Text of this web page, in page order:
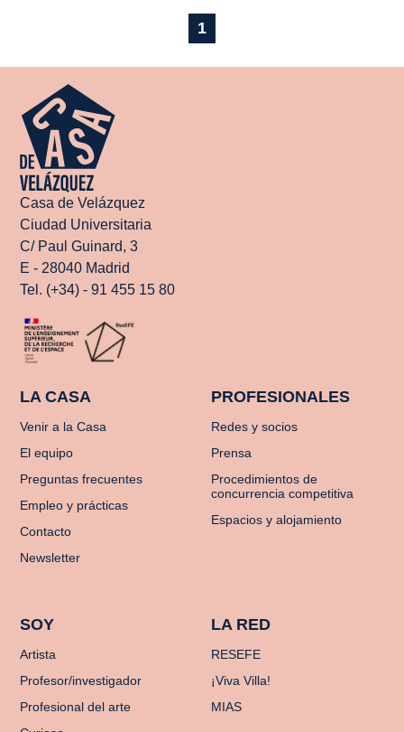
1
Casa de Velázquez
Ciudad Universitaria
C/ Paul Guinard, 3
E - 28040 Madrid
Tel. (+34) - 91 455 15 80
LA CASA
Venir a la Casa
El equipo
Preguntas frecuentes
Empleo y prácticas
Contacto
Newsletter
PROFESIONALES
Redes y socios
Prensa
Procedimientos de
concurrencia competitiva
Espacios y alojamiento
SOY
Artista
Profesor/investigador
Profesional del arte
LA RED
RESEFE
¡Viva Villa!
MIAS